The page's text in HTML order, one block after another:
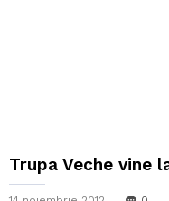
Trupa Veche vine